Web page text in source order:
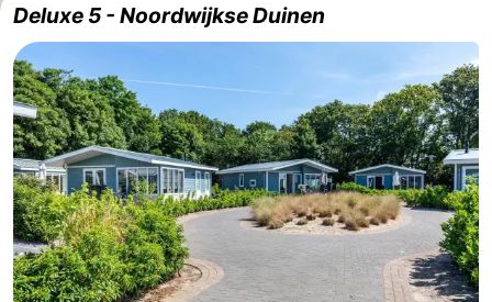
Deluxe 5 - Noordwijkse Duinen